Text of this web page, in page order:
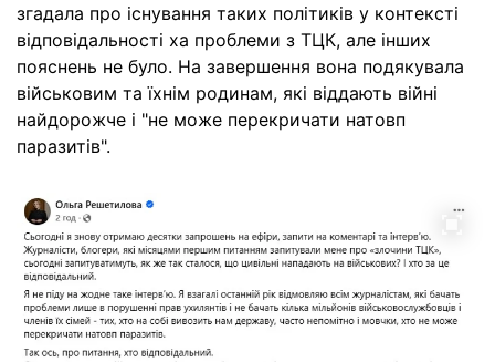
згадала про існування таких політиків у контексті
відповідальності ха проблеми з ТЦК, але інших
пояснень не було. На завершення вона подякувала
військовим та їхнім родинам, які віддають війні
найдорожче і "не може перекричати натовп
паразитів".